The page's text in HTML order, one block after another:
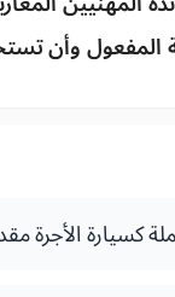
وأن
كسيارة